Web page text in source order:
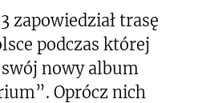
zapowiedział trasę
podczas której
nowy album
Oprócz nich